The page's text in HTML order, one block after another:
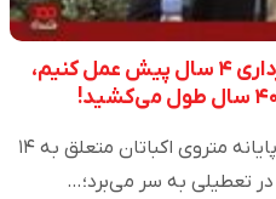
اگر می‌خواستیم به منوال شهرداری‌ ۴ سال پیش عمل کنیم،
علیرضا زاکانی بابیان اینکه پروژه پایانه متروی اکباتان متعلق به ۱۴
تعطیلی به سر می‌برد؛…